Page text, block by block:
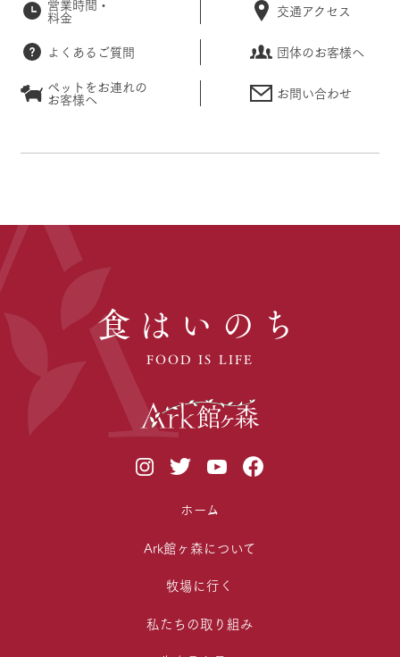
営業時間・
料金 交通アクセス
よくあるご質問
団体のお客様へ
ペットをお連れの
お客様へ お問い合わせ
食はいのち
FOOD IS LIFE
ホーム
Ark館ヶ森について
牧場に行く
私たちの取り組み